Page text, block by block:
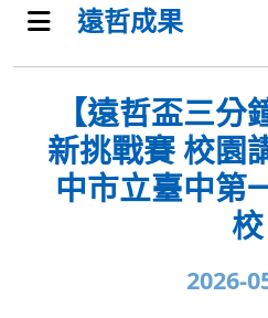
遠哲成果
【遠哲盃三
新挑戰賽 校園
中市立臺中第
校
2026-